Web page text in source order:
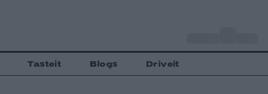
Tasteit Blogs Driveit